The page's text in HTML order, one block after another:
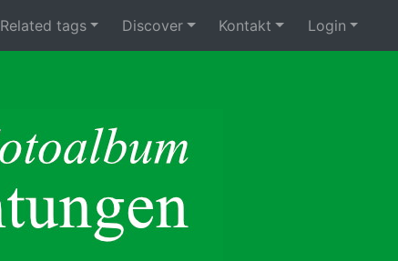
Related tags Discover Kontakt Login